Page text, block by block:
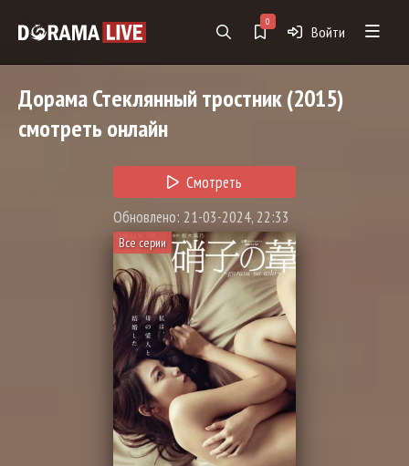
0
Войти
ДорамаСтеклянный тростник(2015)
смотреть онлайн
Смотреть
Обновлено: 21-03-2024, 22:33
Все серии